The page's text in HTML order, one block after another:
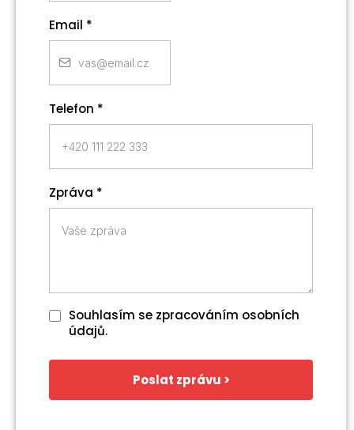
Email *
Telefon *
Zpráva *
Souhlasím se zpracováním osobních
údajů.
Poslat zprávu >